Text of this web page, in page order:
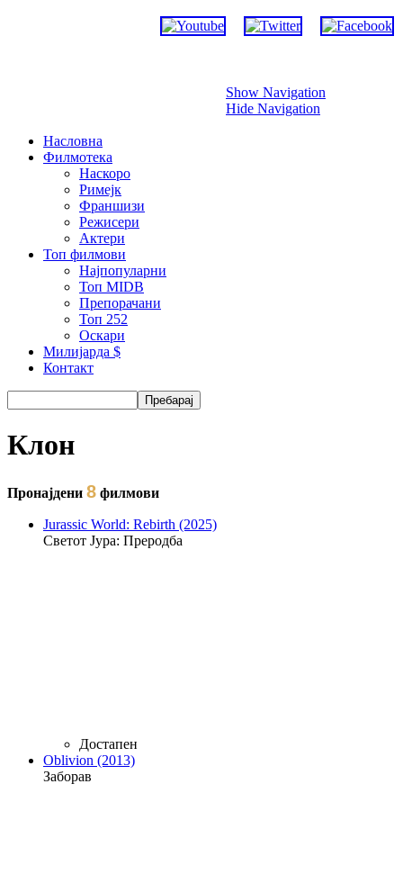
Show Navigation
Hide Navigation
Насловна
Филмотека
Наскоро
Римејк
Франшизи
Режисери
Актери
Топ филмови
Најпопуларни
Топ MIDB
Препорачани
Топ 252
Оскари
Милијарда $
Контакт
Клон
Пронајдени 8 филмови
Jurassic World: Rebirth (2025)
Светот Јура: Преродба
Достапен
Oblivion (2013)
Заборав